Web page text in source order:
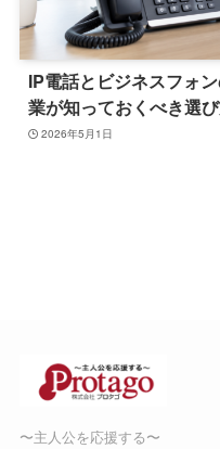
IP電話とビジネスフォ
業が知っておくべき選
2026年5月1日
〜主人公を応援する〜